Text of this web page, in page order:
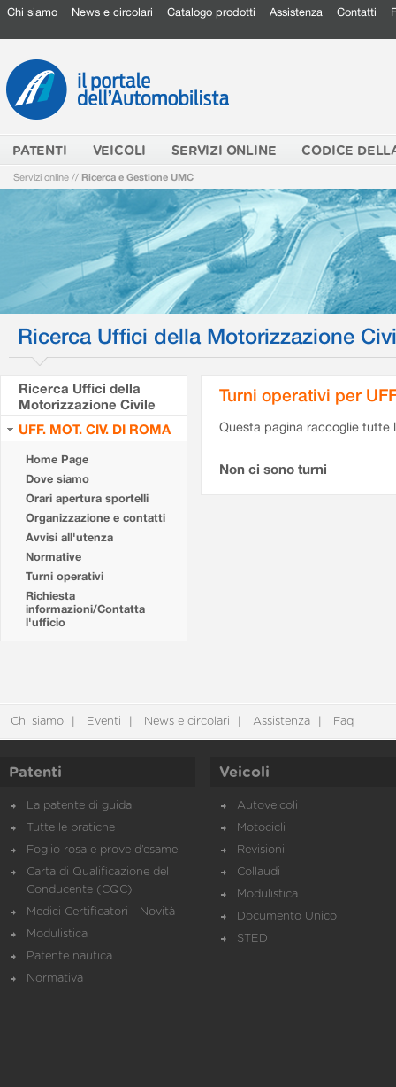
Chi siamo News e circolari Catalogo prodotti Assistenza Contatti
PATENTI VEICOLI SERVIZI ONLINE CODICE
Servizi online // Ricerca e Gestione UMC
Ricerca Uffici della Motorizzazione
Ricerca Uffici della
Motorizzazione Civile
UFF. MOT. CIV. DI ROMA
Home Page
Dove siamo
Orari apertura sportelli
Organizzazione e contatti
Avvisi all'utenza
Normative
Turni operativi
Richiesta
informazioni/Contatta
l'ufficio
Turni operativi per
Questa pagina raccoglie tutte
Non ci sono turni
Chi siamo Eventi News e circolari Assistenza Faq
Patenti
La patente di guida
Tutte le pratiche
Foglio rosa e prove d’esame
Carta di Qualificazione del
Conducente (CQC)
Medici Certificatori - Novità
Modulistica
Patente nautica
Normativa
Veicoli
Autoveicoli
Motocicli
Revisioni
Collaudi
Modulistica
Documento Unico
STED